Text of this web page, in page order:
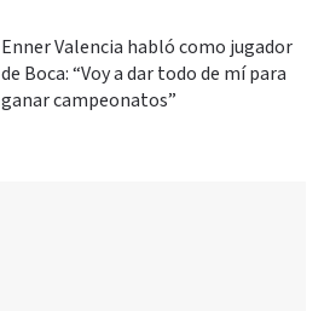
Enner Valencia habló como jugador
de Boca: “Voy a dar todo de mí para
ganar campeonatos”